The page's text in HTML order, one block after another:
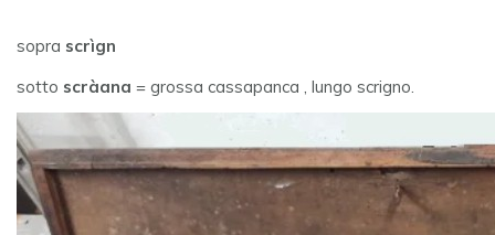
sopra scrìgn
sotto scràana = grossa cassapanca , lungo scrigno.